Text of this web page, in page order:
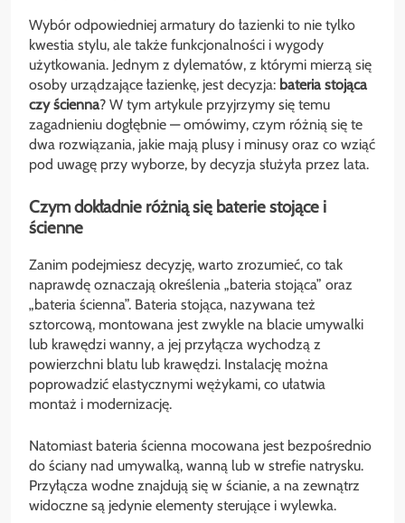
Wybór odpowiedniej armatury do łazienki to nie tylko
kwestia stylu, ale także funkcjonalności i wygody
użytkowania. Jednym z dylematów, z którymi mierzą się
osoby urządzające łazienkę, jest decyzja: bateria stojąca
czy ścienna? W tym artykule przyjrzymy się temu
zagadnieniu dogłębnie — omówimy, czym różnią się te
dwa rozwiązania, jakie mają plusy i minusy oraz co wziąć
pod uwagę przy wyborze, by decyzja służyła przez lata.
Czym dokładnie różnią się baterie stojące i
ścienne
Zanim podejmiesz decyzję, warto zrozumieć, co tak
naprawdę oznaczają określenia „bateria stojąca” oraz
„bateria ścienna”. Bateria stojąca, nazywana też
sztorcową, montowana jest zwykle na blacie umywalki
lub krawędzi wanny, a jej przyłącza wychodzą z
powierzchni blatu lub krawędzi. Instalację można
poprowadzić elastycznymi wężykami, co ułatwia
montaż i modernizację.
Natomiast bateria ścienna mocowana jest bezpośrednio
do ściany nad umywalką, wanną lub w strefie natrysku.
Przyłącza wodne znajdują się w ścianie, a na zewnątrz
widoczne są jedynie elementy sterujące i wylewka.